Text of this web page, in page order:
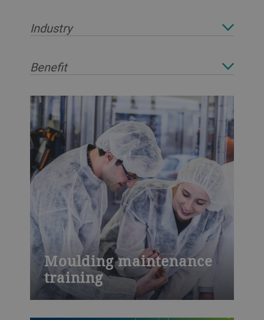
Industry
Benefit
Moulding maintenance
training
Moulding maintenance training: Learn